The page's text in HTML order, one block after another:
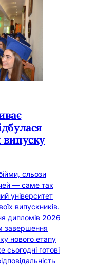
випуску
сльози
— саме так
університет
випускників.
дипломів 2026
завершення
нового етапу
сьогодні готові